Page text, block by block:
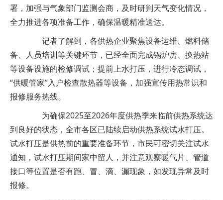
署，加强与气象部门监测会商，及时研判天气变化情况，
全力推进各项准备工作，确保温暖精准送达。
记者了解到，各供热企业聚焦设备运维、燃料储
备、人员培训等关键环节，已经全面完成锅炉房、换热站
等设备设施的检修调试；提前上水打压，进行冷态调试，
“供暖管家”入户检查散热器等设备，加强宣传用热常识和
报修服务热线。
为确保2025至2026年度供热季来临前供热系统达
到良好的状态，全市各区已陆续启动供热系统试水打压。
试水打压是供热前的重要准备环节，市民可密切关注试水
通知，试水打压期间家中留人，并注意观察暖气片、管道
接口等位置是否有跑、冒、滴、漏现象，如发现异常及时
报修。